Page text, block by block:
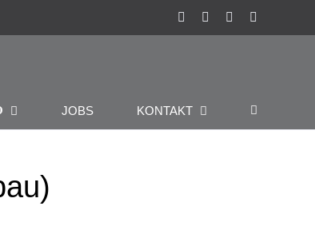
InstagramFacebookPinterest
JOBS KONTAKT